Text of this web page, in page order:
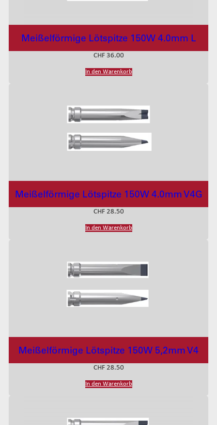
Meißelförmige Lötspitze 150W 4.0mm L
CHF36.00
In den Warenkorb
Meißelförmige Lötspitze 150W 4.0mm V4G
CHF28.50
In den Warenkorb
Meißelförmige Lötspitze 150W 5,2mm V4
CHF28.50
In den Warenkorb